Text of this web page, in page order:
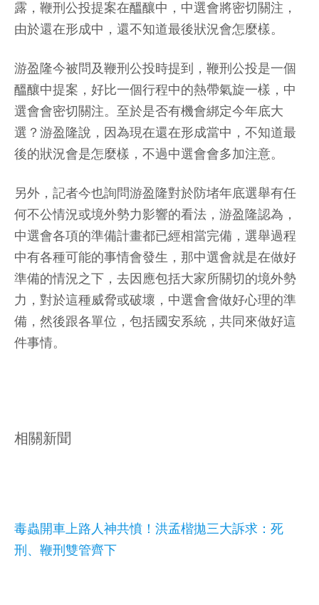
露，鞭刑公投提案在醞釀中，中選會將密切關注，
由於還在形成中，還不知道最後狀況會怎麼樣。
游盈隆今被問及鞭刑公投時提到，鞭刑公投是一個
醞釀中提案，好比一個行程中的熱帶氣旋一樣，中
選會會密切關注。至於是否有機會綁定今年底大
選？游盈隆說，因為現在還在形成當中，不知道最
後的狀況會是怎麼樣，不過中選會會多加注意。
另外，記者今也詢問游盈隆對於防堵年底選舉有任
何不公情況或境外勢力影響的看法，游盈隆認為，
中選會各項的準備計畫都已經相當完備，選舉過程
中有各種可能的事情會發生，那中選會就是在做好
準備的情況之下，去因應包括大家所關切的境外勢
力，對於這種威脅或破壞，中選會會做好心理的準
備，然後跟各單位，包括國安系統，共同來做好這
件事情。
相關新聞
毒蟲開車上路人神共憤！洪孟楷拋三大訴求：死
刑、鞭刑雙管齊下